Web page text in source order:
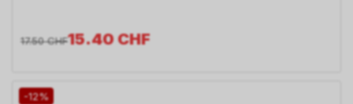
15.40CHF
17.50 CHF
-12%